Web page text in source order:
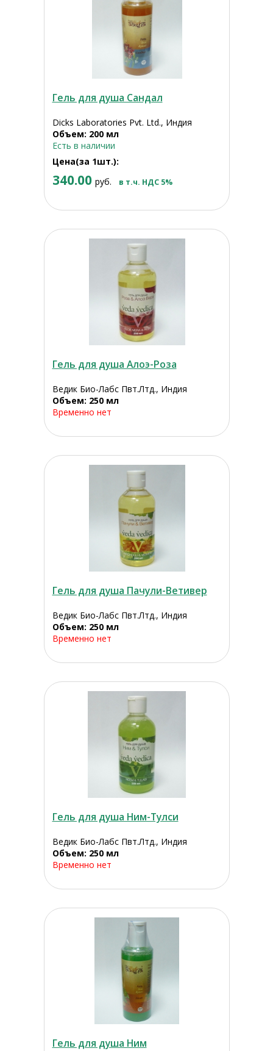
Гель для душа Сандал
Dicks Laboratories Pvt. Ltd., Индия
Объем: 200 мл
Есть в наличии
Цена(за 1шт.):
340.00 руб. в т.ч. НДС 5%
Гель для душа Алоэ-Роза
Ведик Био-Лабс Пвт.Лтд., Индия
Объем: 250 мл
Временно нет
Гель для душа Пачули-Ветивер
Ведик Био-Лабс Пвт.Лтд., Индия
Объем: 250 мл
Временно нет
Гель для душа Ним-Тулси
Ведик Био-Лабс Пвт.Лтд., Индия
Объем: 250 мл
Временно нет
Гель для душа Ним